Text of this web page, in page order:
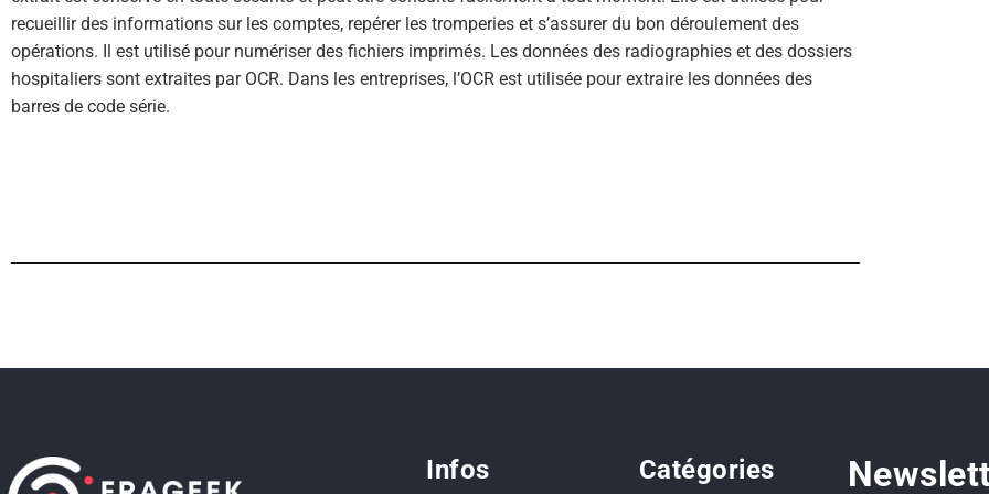
recueillir des informations sur les comptes, repérer les tromperies et s’assurer du bon déroulement des
opérations. Il est utilisé pour numériser des fichiers imprimés. Les données des radiographies et des dossiers
hospitaliers sont extraites par OCR. Dans les entreprises, l’OCR est utilisée pour extraire les données des
barres de code série.
Infos Catégories